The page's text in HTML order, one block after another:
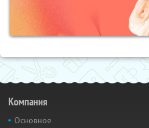
Компания
Основное